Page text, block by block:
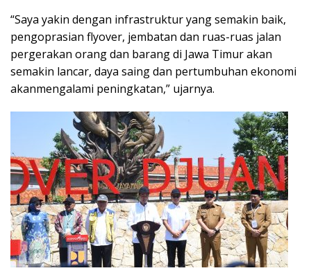
“Saya yakin dengan infrastruktur yang semakin baik,
pengoprasian flyover, jembatan dan ruas-ruas jalan
pergerakan orang dan barang di Jawa Timur akan
semakin lancar, daya saing dan pertumbuhan ekonomi
akanmengalami peningkatan,” ujarnya.